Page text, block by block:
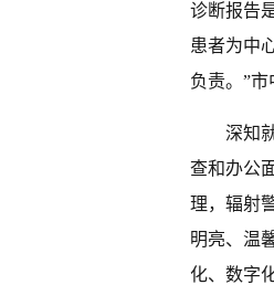
诊断报告
患者为中
负责。”市
深知
查和办公
理，辐射
明亮、温
化、数字